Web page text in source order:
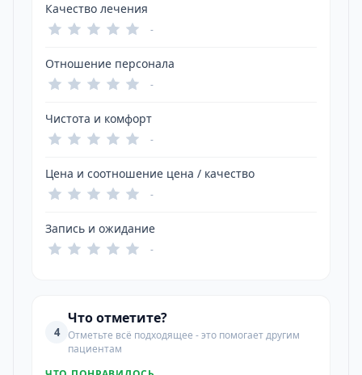
Качество лечения
-
Отношение персонала
-
Чистота и комфорт
-
Цена и соотношение цена / качество
-
Запись и ожидание
-
4
Что отметите?
Отметьте всё подходящее - это помогает другим
пациентам